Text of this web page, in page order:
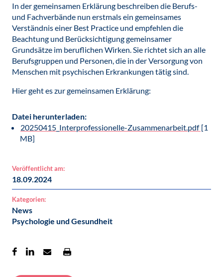
In der gemeinsamen Erklärung beschreiben die Berufs-
und Fachverbände nun erstmals ein gemeinsames
Verständnis einer Best Practice und empfehlen die
Beachtung und Berücksichtigung gemeinsamer
Grundsätze im beruflichen Wirken. Sie richtet sich an alle
Berufsgruppen und Personen, die in der Versorgung von
Menschen mit psychischen Erkrankungen tätig sind.
Hier geht es zur gemeinsamen Erklärung:
Datei herunterladen:
20250415_Interprofessionelle-Zusammenarbeit.pdf [1
MB]
Veröffentlicht am:
18.09.2024
Kategorien:
News
Psychologie und Gesundheit